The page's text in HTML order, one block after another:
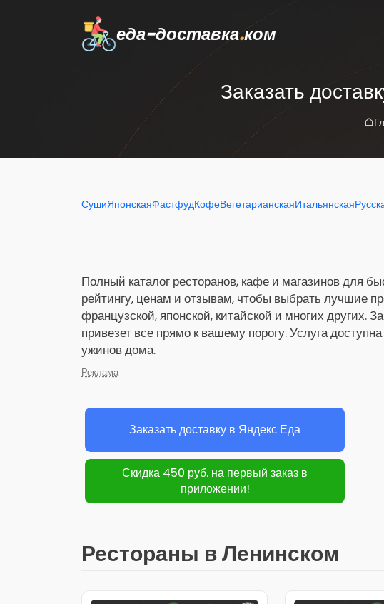
еда-доставка.ком
Заказать
СушиЯпонскаяФастфудКофеВегетарианскаяИтальянская
Полный каталог ресторанов, кафе и магазинов для
рейтингу, ценам и отзывам, чтобы выбрать лучшие
французской, японской, китайской и многих других.
привезет все прямо к вашему порогу. Услуга
ужинов дома.
Реклама
Заказать доставку в Яндекс Еда
Скидка 450 руб. на первый заказ в
приложении!
Рестораны в Ленинском